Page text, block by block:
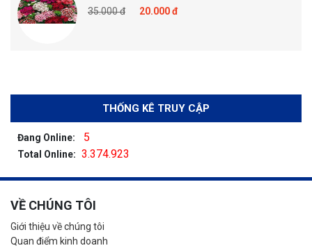
35.000 đ 20.000 đ
THỐNG KÊ TRUY CẬP
Đang Online: 5
Total Online: 3.374.923
VỀ CHÚNG TÔI
Giới thiệu về chúng tôi
Quan điểm kinh doanh